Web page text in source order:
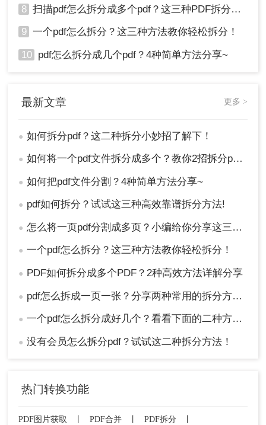
8 扫描pdf怎么拆分成多个pdf？这三种PDF拆分方法轻松搞定！
9 一个pdf怎么拆分？这三种方法教你轻松拆分！
10 pdf怎么拆分成几个pdf？4种简单方法分享~
最新文章 更多 >
● 如何拆分pdf？这二种拆分小妙招了解下！
● 如何将一个pdf文件拆分成多个？教你2招拆分pdf！
● 如何把pdf文件分割？4种简单方法分享~
● pdf如何拆分？试试这三种高效靠谱拆分方法!
● 怎么将一页pdf分割成多页？小编给你分享这三种方法！
● 一个pdf怎么拆分？这三种方法教你轻松拆分！
● PDF如何拆分成多个PDF？2种高效方法详解分享
● pdf怎么拆成一页一张？分享两种常用的拆分方法！
● 一个pdf怎么拆分成好几个？看看下面的二种方法！
● 没有会员怎么拆分pdf？试试这二种拆分方法！
热门转换功能
PDF图片获取 PDF合并 PDF拆分